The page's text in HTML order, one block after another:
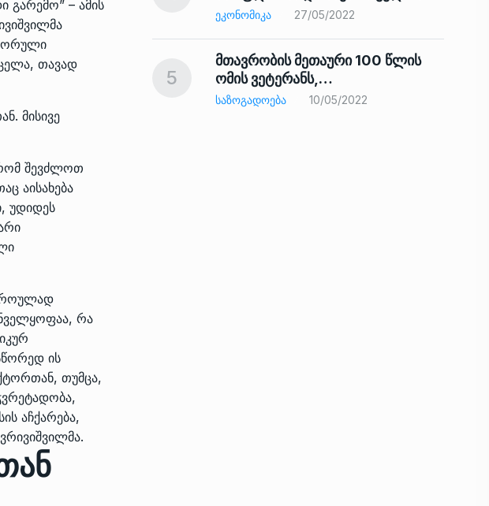
გარემო” – ამის
თავად
მისივე
რომ შევძლოთ
აისახება
უდიდეს
რა
ის
თუმცა,
აჩქარება,
სტარტაპერებს…
15/05/2022
ოზურგეთის…
ᲔᲙᲝᲜᲝᲛᲘᲙᲐ 27/05/2022
5
მთავრობის მეთაური 100 წლის
ომის ვეტერანს,…
ᲡᲐᲖᲝᲒᲐᲓᲝᲔᲑᲐ 10/05/2022